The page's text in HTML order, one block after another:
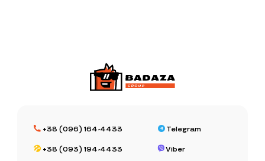
+38 (096) 164-4433
+38 (093) 194-4433
Telegram
Viber